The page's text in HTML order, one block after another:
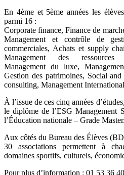
En 4ème et 5ème années les
parmi 16 :
Corporate finance, Finance de
Management et contrôle de
commerciales, Achats et supply
Management des ressources
Management du luxe,
Gestion des patrimoines, Social and
consulting, Management
À l’issue de ces cinq années
le diplôme de l’ESG Management
l’Éducation nationale – Grade Master.
Aux côtés du Bureau des Élèves
30 associations permettent à
domaines sportifs, culturels,
Pour plus d’information : 01 53 36